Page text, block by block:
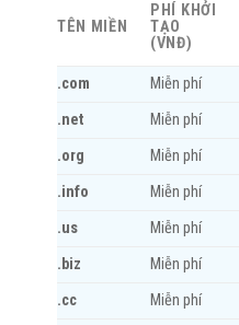
TÊN MIỀN
PHÍ KHỞI
TẠO
(VNĐ)
.com Miễn phí
.net
Miễn phí
.org
Miễn phí
.info
Miễn phí
.us
Miễn phí
.biz
Miễn phí
.cc
Miễn phí